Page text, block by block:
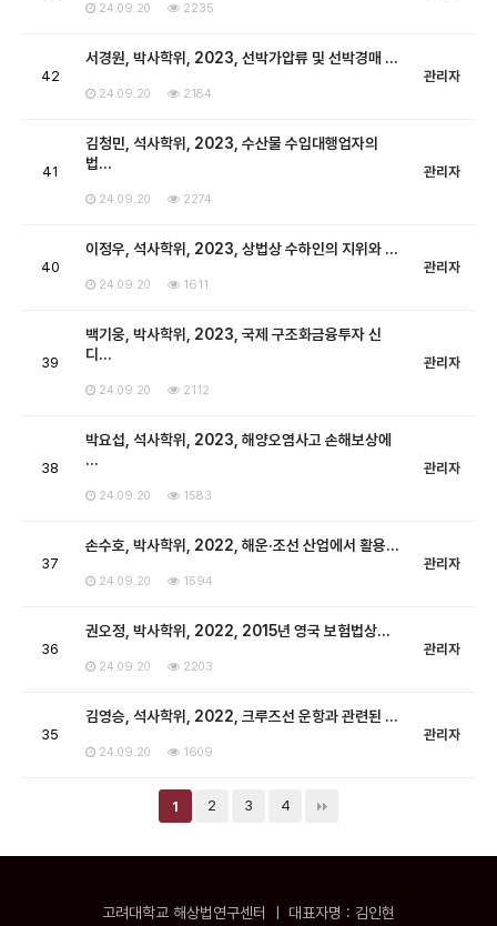
24.09.20 2235
42
서경원, 박사학위, 2023, 선박가압류 및 선박경매 …
24.09.20 2184
관리자
41
김청민, 석사학위, 2023, 수산물 수입대행업자의
법…
24.09.20 2274
관리자
40
이정우, 석사학위, 2023, 상법상 수하인의 지위와 …
24.09.20 1611
관리자
39
백기웅, 박사학위, 2023, 국제 구조화금융투자 신
디…
24.09.20 2112
관리자
38
박요섭, 석사학위, 2023, 해양오염사고 손해보상에
…
24.09.20 1583
관리자
37
손수호, 박사학위, 2022, 해운·조선 산업에서 활용…
24.09.20 1594
관리자
36
권오정, 박사학위, 2022, 2015년 영국 보험법상…
24.09.20 2203
관리자
35
김영승, 석사학위, 2022, 크루즈선 운항과 관련된 …
24.09.20 1609
관리자
1 2 3 4
고려대학교 해상법연구센터 ㅣ 대표자명 : 김인현